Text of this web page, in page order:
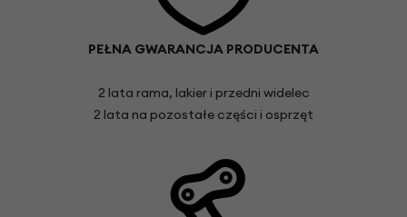
PEŁNA GWARANCJA PRODUCENTA
2 lata rama, lakier i przedni widelec
2 lata na pozostałe części i osprzęt